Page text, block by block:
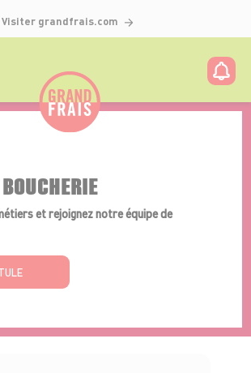
Visiter grandfrais.com
et rejoignez notre équipe de